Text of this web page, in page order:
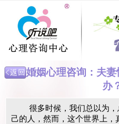
婚姻心理咨询：夫
办
很多时候，我们总以为，
己的人，然而，这个世界上，